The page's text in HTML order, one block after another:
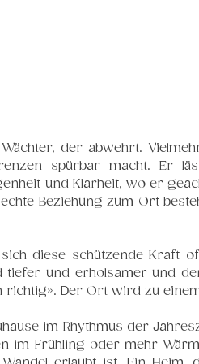
der abwehrt.
spürbar macht. Er
und Klarheit, wo er
Beziehung zum Ort
diese schützende Kraft
und erholsamer und
richtig». Der Ort wird zu
im Rhythmus der
im Frühling oder mehr